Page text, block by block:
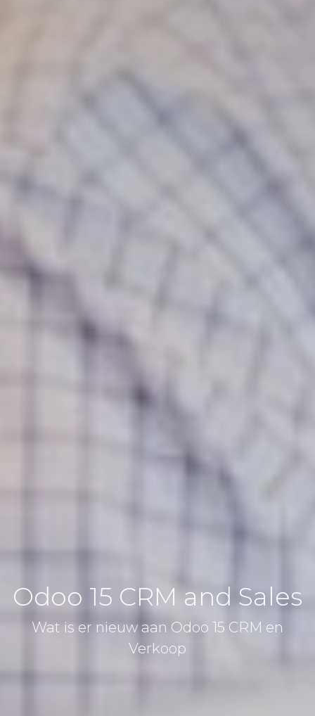
Odoo 15 CRM and Sales
Wat is er nieuw aan Odoo 15 CRM en
Verkoop